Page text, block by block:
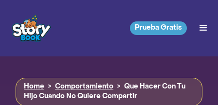
Prueba Gratis
Home > Comportamiento >
Que Hacer Con Tu
Hijo Cuando No Quiere Compartir